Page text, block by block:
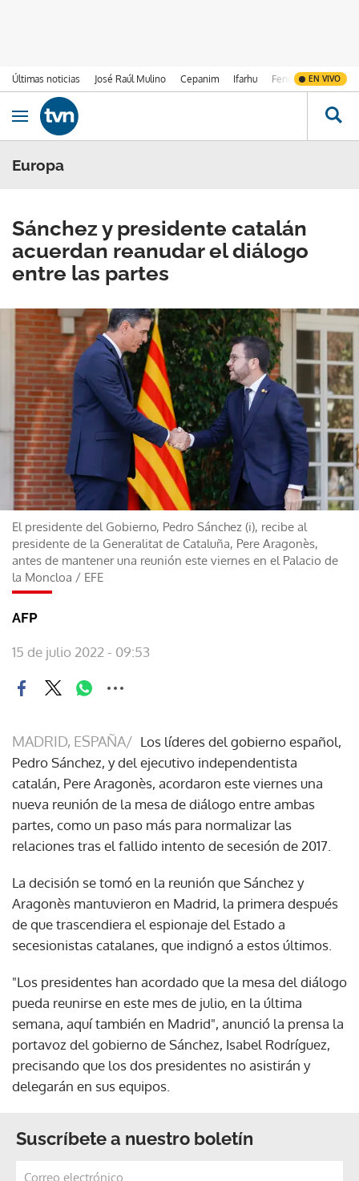
Últimas noticias José Raúl Mulino Cepanim Ifarhu Fenómeno de El
EN VIVO
Ir al contenido
Obrir navegació
Europa
Sánchez y presidente catalán
acuerdan reanudar el diálogo
entre las partes
El presidente del Gobierno, Pedro Sánchez (i), recibe al
presidente de la Generalitat de Cataluña, Pere Aragonès,
antes de mantener una reunión este viernes en el Palacio de
la Moncloa / EFE
AFP
15 de julio 2022 - 09:53
MADRID, ESPAÑA/ Los líderes del gobierno español,
Pedro Sánchez, y del ejecutivo independentista
catalán, Pere Aragonès, acordaron este viernes una
nueva reunión de la mesa de diálogo entre ambas
partes, como un paso más para normalizar las
relaciones tras el fallido intento de secesión de 2017.
La decisión se tomó en la reunión que Sánchez y
Aragonès mantuvieron en Madrid, la primera después
de que trascendiera el espionaje del Estado a
secesionistas catalanes, que indignó a estos últimos.
"Los presidentes han acordado que la mesa del diálogo
pueda reunirse en este mes de julio, en la última
semana, aquí también en Madrid", anunció la prensa la
portavoz del gobierno de Sánchez, Isabel Rodríguez,
precisando que los dos presidentes no asistirán y
delegarán en sus equipos.
Suscríbete a nuestro boletín